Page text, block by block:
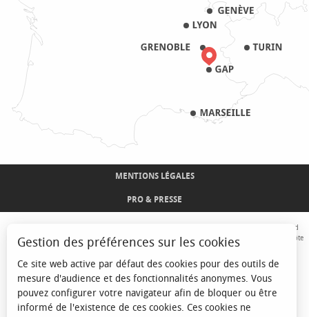
MENTIONS LÉGALES
PRO & PRESSE
Avec le concours de l'Union Européenne. L'Europe s'engage sur le Massif Alpin avec le fond
Européen de Développement Régional. Co-financé par le Conseil Régional Provence-Alpes-Côte
d'Azur et l'Etat, Commissariat Général des Territoires - FNADT - CIMA
Gestion des préférences sur les cookies
Ce site web active par défaut des cookies pour des outils de
mesure d'audience et des fonctionnalités anonymes. Vous
pouvez configurer votre navigateur afin de bloquer ou être
informé de l'existence de ces cookies. Ces cookies ne